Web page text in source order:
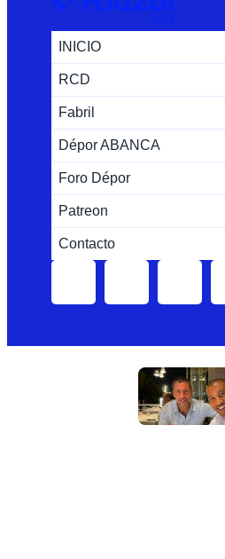
INICIO
RCD
Fabril
Dépor ABANCA
Foro Dépor
Patreon
Contacto